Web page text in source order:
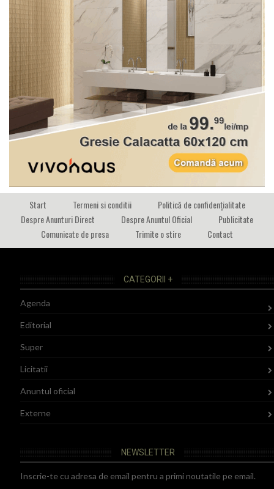
Start Termeni si conditii
Politică de confidențialitate
Despre Anunturi Direct
Despre Anuntul Oficial
Publicitate
Comunicate de presa
Trimite o stire Contact
CATEGORII +
Agenda
Editorial
Super
Licitatii
Anuntul oficial
Externe
NEWSLETTER
Inscrie-te cu adresa de email pentru a primi noutatile pe email.